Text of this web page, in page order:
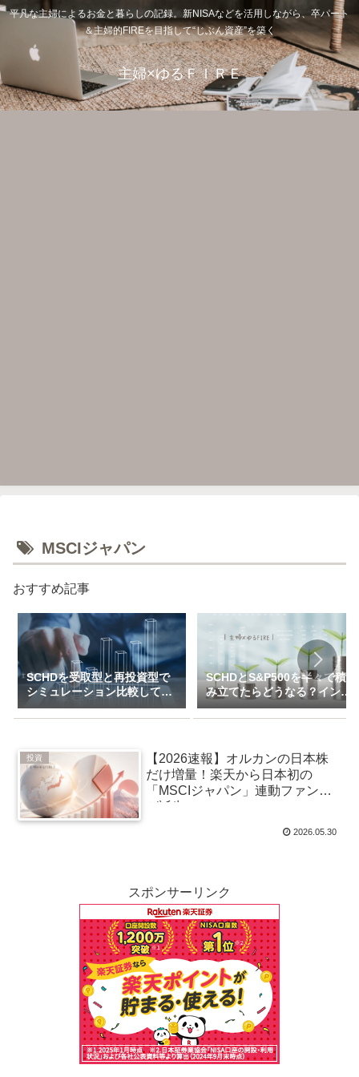
平凡な主婦によるお金と暮らしの記録。新NISAなどを活用しながら、卒パート
＆主婦的FIREを目指して“じぶん資産”を築く
主婦×ゆるＦＩＲＥ
MSCIジャパン
おすすめ記事
SCHDを受取型と再投資型で
シミュレーション比較してみ
た（一括＆特定口座で3万～
10万積立）
SCHDとS&P500を半々で積
み立てたらどうなる？インデ
ックス×高配当のハイブリッ
ド投資戦略
投資
【2026速報】オルカンの日本株
だけ増量！楽天から日本初の
「MSCIジャパン」連動ファンド
が誕生
2026.05.30
スポンサーリンク